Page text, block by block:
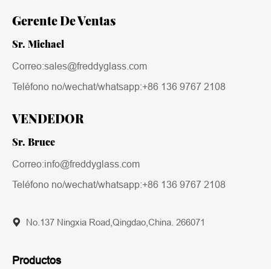
Gerente De Ventas
Sr. Michael
Correo:sales@freddyglass.com
Teléfono no/wechat/whatsapp:+86 136 9767 2108
VENDEDOR
Sr. Bruce
Correo:info@freddyglass.com
Teléfono no/wechat/whatsapp:+86 136 9767 2108
No.137 Ningxia Road,Qingdao,China. 266071
Productos